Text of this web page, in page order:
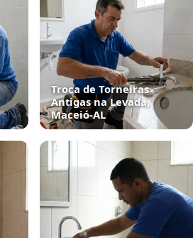
Troca de Torneiras
Antigas na Levada,
Maceió‑AL